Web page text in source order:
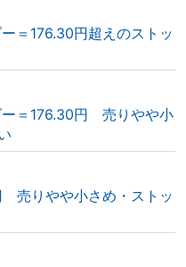
＝176.30円超えのストッ
ー＝176.30円 売りやや小
売りやや小さめ・ストッ